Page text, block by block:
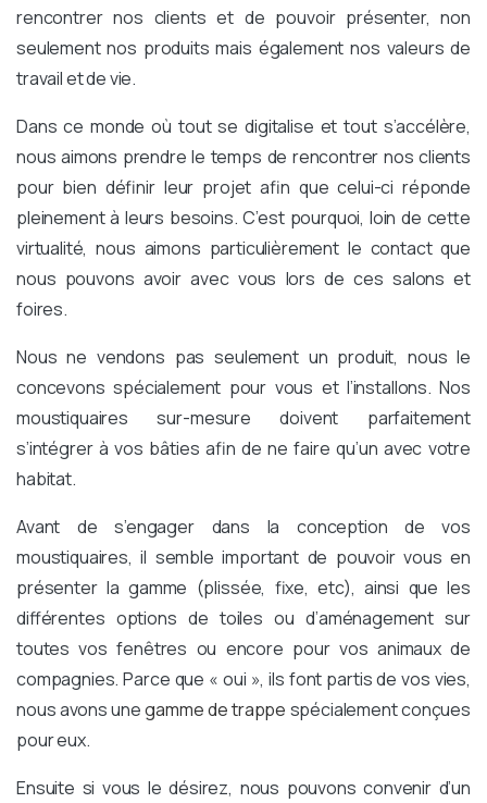
rencontrer nos clients et de pouvoir présenter, non
seulement nos produits mais également nos valeurs de
travail et de vie.
Dans ce monde où tout se digitalise et tout s’accélère,
nous aimons prendre le temps de rencontrer nos clients
pour bien définir leur projet afin que celui-ci réponde
pleinement à leurs besoins. C’est pourquoi, loin de cette
virtualité, nous aimons particulièrement le contact que
nous pouvons avoir avec vous lors de ces salons et
foires.
Nous ne vendons pas seulement un produit, nous le
concevons spécialement pour vous et l’installons. Nos
moustiquaires sur-mesure doivent parfaitement
s’intégrer à vos bâties afin de ne faire qu’un avec votre
habitat.
Avant de s’engager dans la conception de vos
moustiquaires, il semble important de pouvoir vous en
présenter la gamme (plissée, fixe, etc), ainsi que les
différentes options de toiles ou d’aménagement sur
toutes vos fenêtres ou encore pour vos animaux de
compagnies. Parce que « oui », ils font partis de vos vies,
nous avons unegamme de trappe spécialement conçues
pour eux.
Ensuite si vous le désirez, nous pouvons convenir d’un